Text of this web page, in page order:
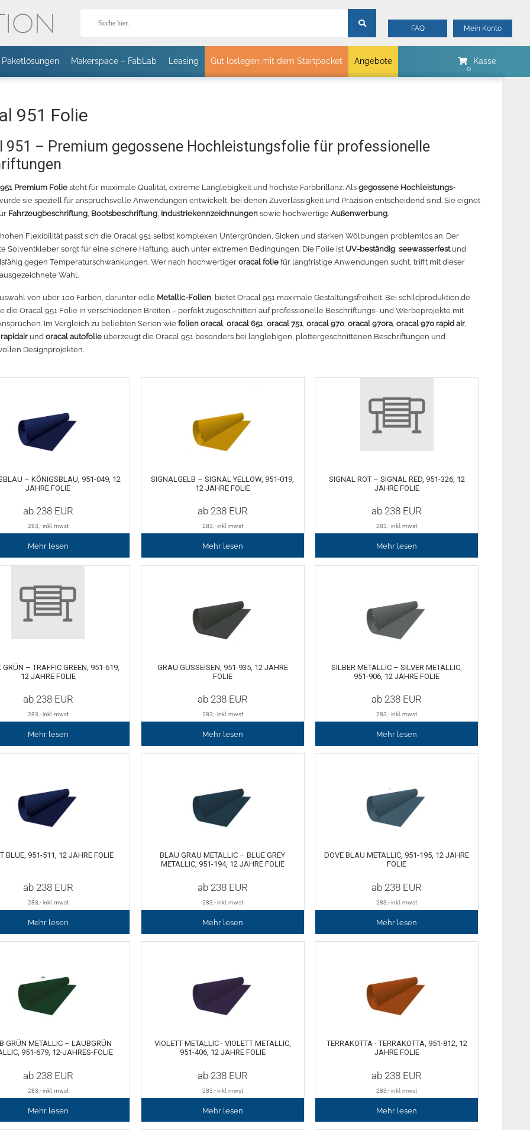
FAQ Mein Konto
II 24 SCHNEIDEPLOTTER -
70CM
Mehr lesen
CANON IMAGEPROGRAF TM-300
GROSSFORMATDRUCKER
JAGUAR V 132 SCHNEIDEPLOTTER
– BESTELLARTIKEL
– 1402
lesen
CHEMICA HOLOGRAFLEX
- BLAU WEISS - 1405
HOTMARK REVOLUTION
PASTELLGRÖN -
ORACAL 8510 METALLIC
GLASDEKORFOLIE –
STÄNDER FÜR EXPERT II
24 UND PUMA IV
ROLLENHALTER
Mehr lesen
T-Shirts
Sport Fleece Bodywarmer
Sols
James & Nicholson
Paketlösungen Makerspace – FabLab Leasing Gut loslegen mit dem Startpacket Angebote Kasse
951 Folie
951 – Premium gegossene Hochleistungsfolie für professionelle
Premium Folie steht für maximale Qualität, extreme Langlebigkeit und höchste Farbbrillanz. Als gegossene Hochleistungs-
sie speziell für anspruchsvolle Anwendungen entwickelt, bei denen Zuverlässigkeit und Präzision entscheidend sind. Sie eignet
Fahrzeugbeschriftung, Bootsbeschriftung, Industriekennzeichnungen sowie hochwertige Außenwerbung.
Flexibilität passt sich die Oracal 951 selbst komplexen Untergründen, Sicken und starken Wölbungen problemlos an. Der
Solventkleber sorgt für eine sichere Haftung, auch unter extremen Bedingungen. Die Folie ist UV-beständig, seewasserfestund
gegen Temperaturschwankungen. Wer nach hochwertiger oracal folie für langfristige Anwendungen sucht, trifft mit dieser
Wahl.
von über 100 Farben, darunter edle Metallic-Folien, bietet Oracal 951 maximale Gestaltungsfreiheit. Bei schildproduktion.de
die Oracal 951 Folie in verschiedenen Breiten – perfekt zugeschnitten auf professionelle Beschriftungs- und Werbeprojekte mit
Im Vergleich zu beliebten Serien wie folien oracal, oracal 651, oracal 751, oracal 970, oracal 970ra, oracal 970 rapid air,
und oracal autofolie überzeugt die Oracal 951 besonders bei langlebigen, plottergeschnittenen Beschriftungen und
Designprojekten.
– KÖNIGSBLAU, 951-049, 12
JAHRE FOLIE
ab 238EUR
283,- inkl. mwst
Mehr lesen
SIGNALGELB – SIGNAL YELLOW, 951-019,
12 JAHRE FOLIE
ab 238EUR
283,- inkl. mwst
Mehr lesen
SIGNAL ROT – SIGNAL RED, 951-326, 12
JAHRE FOLIE
ab 238 EUR
283,- inkl. mwst
Mehr lesen
GRÜN – TRAFFIC GREEN, 951-619,
12 JAHRE FOLIE
ab 238EUR
283 ,- inkl. mwst
Mehr lesen
GRAU GUSSEISEN, 951-935, 12 JAHRE
FOLIE
ab 238EUR
283 ,- inkl. mwst
Mehr lesen
SILBER METALLIC – SILVER METALLIC,
951-906, 12 JAHRE FOLIE
ab 238 EUR
283 ,- inkl. mwst
Mehr lesen
BLUE, 951-511, 12 JAHRE FOLIE
ab 238EUR
283 ,- inkl. mwst
Mehr lesen
BLAU GRAU METALLIC – BLUE GREY
METALLIC, 951-194, 12 JAHRE FOLIE
ab 238EUR
283 ,- inkl. mwst
Mehr lesen
DOVE BLAU METALLIC, 951-195, 12 JAHRE
FOLIE
ab 238 EUR
283 ,- inkl. mwst
Mehr lesen
GRÜN METALLIC – LAUBGRÜN
951-679, 12-JAHRES-FOLIE
ab 238EUR
283 ,- inkl. mwst
Mehr lesen
VIOLETT METALLIC - VIOLETT METALLIC,
951-406, 12 JAHRE FOLIE
ab 238EUR
283 ,- inkl. mwst
Mehr lesen
TERRAKOTTA - TERRAKOTTA, 951-812, 12
JAHRE FOLIE
ab 238 EUR
283 ,- inkl. mwst
Mehr lesen